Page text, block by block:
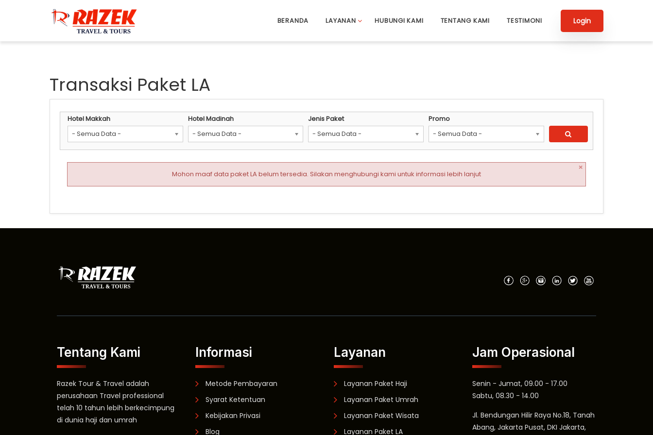
BERANDA LAYANAN HUBUNGI KAMI TENTANG KAMI TESTIMONI Login
Transaksi Paket LA
Hotel Makkah
- Semua Data -
Hotel Madinah
- Semua Data -
Jenis Paket
- Semua Data -
Promo
- Semua Data -
Mohon maaf data paket LA belum tersedia. Silakan menghubungi kami untuk informasi lebih lanjut
×
Tentang Kami
Razek Tour & Travel adalah
perusahaan Travel professional
telah 10 tahun lebih berkecimpung
di dunia haji dan umrah
Informasi
Metode Pembayaran
Syarat Ketentuan
Kebijakan Privasi
Blog
Layanan
Layanan Paket Haji
Layanan Paket Umrah
Layanan Paket Wisata
Layanan Paket LA
Jam Operasional
Senin - Jumat, 09.00 - 17.00
Sabtu, 08.30 - 14.00
Jl. Bendungan Hilir Raya No.18, Tanah
Abang, Jakarta Pusat, DKI Jakarta,